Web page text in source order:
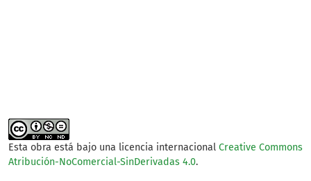
Esta obra está bajo una licencia internacional Creative Commons
Atribución-NoComercial-SinDerivadas 4.0.